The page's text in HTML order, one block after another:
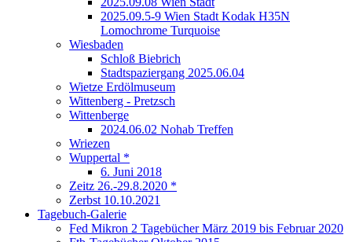
2025.09.5-9 Wien Stadt Kodak H35N
Lomochrome Turquoise
Wiesbaden
Schloß Biebrich
Stadtspaziergang 2025.06.04
Wietze Erdölmuseum
Wittenberg - Pretzsch
Wittenberge
2024.06.02 Nohab Treffen
Wriezen
Wuppertal *
6. Juni 2018
Zeitz 26.-29.8.2020 *
Zerbst 10.10.2021
Tagebuch-Galerie
Fed Mikron 2 Tagebücher März 2019 bis Februar 2020